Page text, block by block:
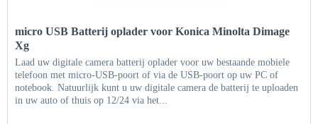
micro USB Batterij oplader voor Konica Minolta Dimage
Xg
Laad uw digitale camera batterij oplader voor uw bestaande mobiele
telefoon met micro-USB-poort of via de USB-poort op uw PC of
notebook. Natuurlijk kunt u uw digitale camera de batterij te uploaden
in uw auto of thuis op 12/24 via het...